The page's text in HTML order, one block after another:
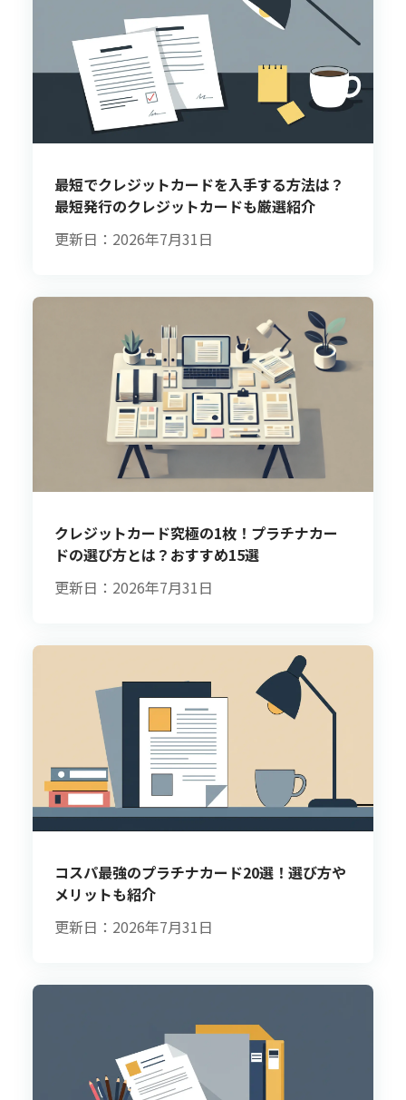
最短でクレジットカードを入手する方法は？
最短発行のクレジットカードも厳選紹介
更新日：2026年7月31日
クレジットカード究極の1枚！プラチナカー
ドの選び方とは？おすすめ15選
更新日：2026年7月31日
コスパ最強のプラチナカード20選！選び方や
メリットも紹介
更新日：2026年7月31日